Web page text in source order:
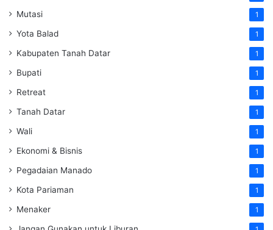
Mutasi 1
Yota Balad 1
Kabupaten Tanah Datar 1
Bupati 1
Retreat 1
Tanah Datar 1
Wali 1
Ekonomi & Bisnis 1
Pegadaian Manado 1
Kota Pariaman 1
Menaker 1